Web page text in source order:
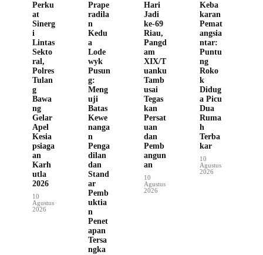
Perku
at
Sinerg
i
Lintas
Sekto
ral,
Polres
Tulan
g
Bawa
ng
Gelar
Apel
Kesia
psiaga
an
Karh
utla
2026
10
Agustus
2026
Prape
radila
n
Kedu
a
Lode
wyk
Pusun
g:
Meng
uji
Batas
Kewe
nanga
n
Penga
dilan
dan
Stand
ar
Pemb
uktia
n
Penet
apan
Tersa
ngka
Hari
Jadi
ke-69
Riau,
Pangd
am
XIX/T
uanku
Tamb
usai
Tegas
kan
Persat
uan
dan
Pemb
angun
an
10
Agustus
2026
Keba
karan
Pemat
angsia
ntar:
Puntu
ng
Roko
k
Didug
a Picu
Dua
Ruma
h
Terba
kar
10
Agustus
2026